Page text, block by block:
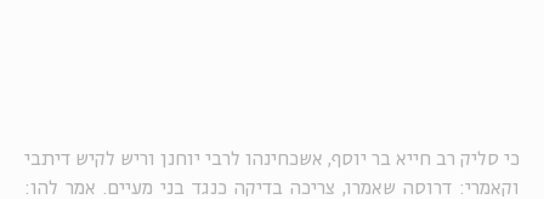
כי סליק רב חייא בר יוסף, אשכחינהו לרבי יוחנן וריש לקיש דיתבי
וקאמרי: דרוסה שאמרו, צריכה בדיקה כנגד בני מעיים. אמר להו: